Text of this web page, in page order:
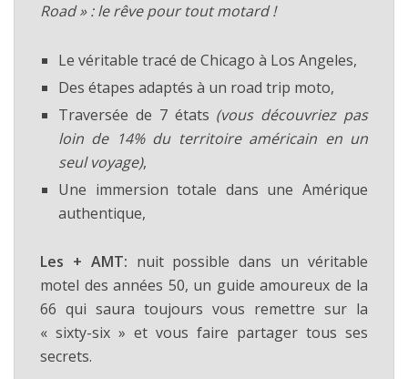
Road » : le rêve pour tout motard !
Le véritable tracé de Chicago à Los Angeles,
Des étapes adaptés à un road trip moto,
Traversée de 7 états (vous découvriez pas
loin de 14% du territoire américain en un
seul voyage),
Une immersion totale dans une Amérique
authentique,
Les + AMT: nuit possible dans un véritable
motel des années 50, un guide amoureux de la
66 qui saura toujours vous remettre sur la
« sixty-six » et vous faire partager tous ses
secrets.